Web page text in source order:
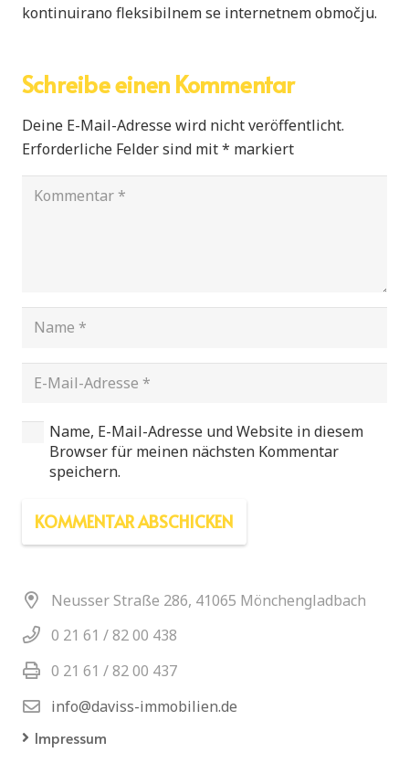
kontinuirano fleksibilnem se internetnem območju.
Schreibe einen Kommentar
Deine E-Mail-Adresse wird nicht veröffentlicht.
Erforderliche Felder sind mit* markiert
Name, E-Mail-Adresse und Website in diesem
Browser für meinen nächsten Kommentar
speichern.
KOMMENTAR ABSCHICKEN
Neusser Straße 286, 41065 Mönchengladbach
0 21 61 / 82 00 438
0 21 61 / 82 00 437
info@daviss-immobilien.de
Impressum